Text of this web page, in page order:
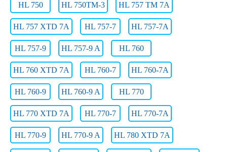
HL 750 HL 750TM-3 HL 757 TM 7A
HL 757 XTD 7A HL 757-7 HL 757-7A
HL 757-9 HL 757-9 A HL 760
HL 760 XTD 7A HL 760-7 HL 760-7A
HL 760-9 HL 760-9 A HL 770
HL 770 XTD 7A HL 770-7 HL 770-7A
HL 770-9 HL 770-9 A HL 780 XTD 7A